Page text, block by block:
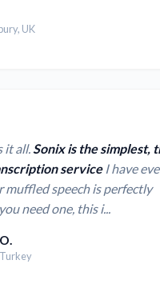
UK
it all.Sonix is the simplest,
serviceI have
muffled speech is perfectly
need one, this i...